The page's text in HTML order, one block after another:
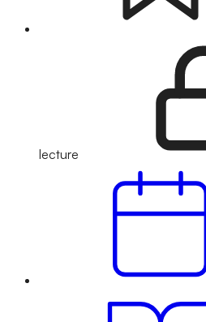
lecture